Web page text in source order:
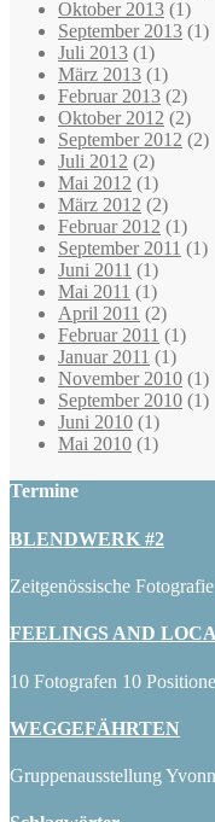
Oktober 2013 (1)
September 2013 (1)
Juli 2013 (1)
März 2013 (1)
Februar 2013 (2)
Oktober 2012 (2)
September 2012 (2)
Juli 2012 (2)
Mai 2012 (1)
März 2012 (2)
Februar 2012 (1)
September 2011 (1)
Juni 2011 (1)
Mai 2011 (1)
April 2011 (2)
Februar 2011 (1)
Januar 2011 (1)
November 2010 (1)
September 2010 (1)
Juni 2010 (1)
Mai 2010 (1)
Termine
BLENDWERK #2
Zeitgenössische
FEELINGS AND
10 Fotografen 10
WEGGEFÄHRTEN
Gruppenausstellung